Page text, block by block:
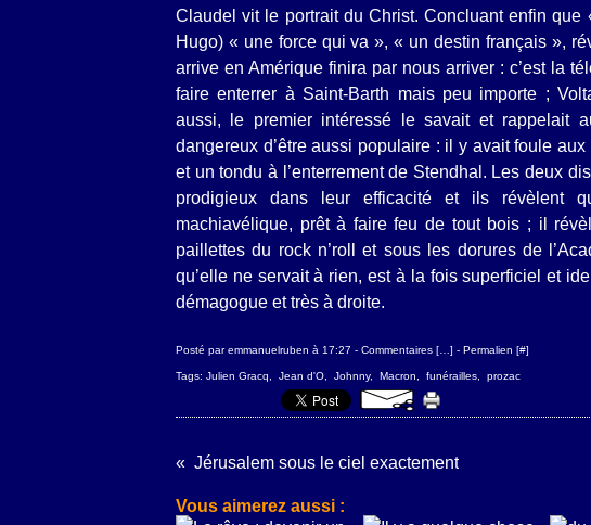
Claudel vit le portrait du Christ. Concluant enfin que
Hugo) « une force qui va », « un destin français »,
arrive en Amérique finira par nous arriver : c’est la
faire enterrer à Saint-Barth mais peu importe ;
aussi, le premier intéressé le savait et rappelait
dangereux d’être aussi populaire : il y avait foule
et un tondu à l’enterrement de Stendhal. Les deux
prodigieux dans leur efficacité et ils révèlent
machiavélique, prêt à faire feu de tout bois ; il
paillettes du rock n’roll et sous les dorures de
qu’elle ne servait à rien, est à la fois superficiel et
démagogue et très à droite.
Posté par emmanuelruben à 17:27 - Commentaires [ ] - Permalien [#]
Tags: Julien Gracq Jean d'O Johnny, Macron funérailles prozac
Jérusalem sous le ciel exactement
Vous aimerez aussi :